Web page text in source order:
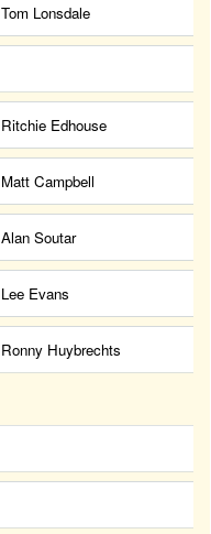
Tom Lonsdale
Ritchie Edhouse
Matt Campbell
Alan Soutar
Lee Evans
Ronny Huybrechts